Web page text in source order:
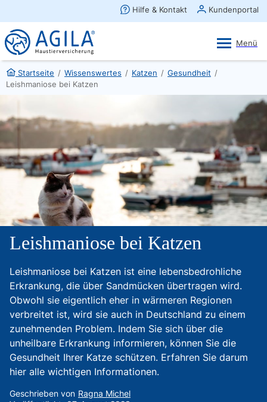
Startseite / Wissenswertes / Katzen / Gesundheit /
Leishmaniose bei Katzen
Leishmaniose bei Katzen
Leishmaniose bei Katzen ist eine lebensbedrohliche
Erkrankung, die über Sandmücken übertragen wird.
Obwohl sie eigentlich eher in wärmeren Regionen
verbreitet ist, wird sie auch in Deutschland zu einem
zunehmenden Problem. Indem Sie sich über die
unheilbare Erkrankung informieren, können Sie die
Gesundheit Ihrer Katze schützen. Erfahren Sie darum
hier alle wichtigen Informationen.
Geschrieben von Ragna Michel
×
AGILA Kunden-App
Gratis - Im Play Store laden
Ansehen